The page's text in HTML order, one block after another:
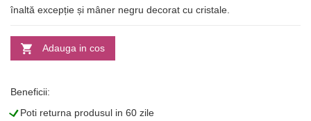
înaltă excepție și mâner negru decorat cu cristale.
Adauga in cos
Beneficii:
LPoti returna produsul in 60 zile